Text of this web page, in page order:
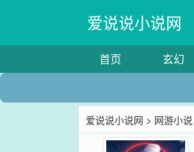
爱说说小说网
首页 玄幻
爱说说小说网 > 网游小说